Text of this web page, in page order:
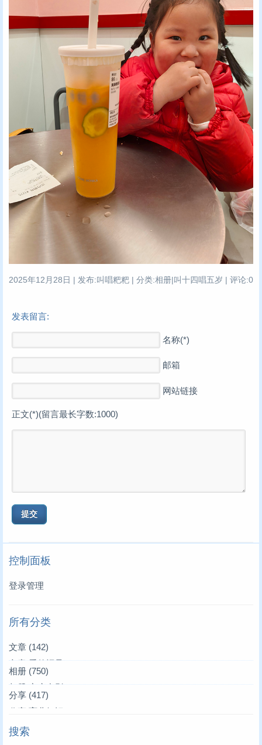
2025年12月28日 | 发布:叫唱粑粑 | 分类:相册|叫十四唱五岁 | 评论:0
发表留言:
名称(*)
邮箱
网站链接
正文(*)(留言最长字数:1000)
控制面板
登录管理
所有分类
文章 (142)
文章|爱的记录(3)
文章|叫叫来了(39)
文章|唱唱来了
文章|亲朋好友
相册 (750)
相册|家庭合影(36)
相册|家居生活
相册|叫叫妈妈
分享 (417)
分享|育儿知识
分享|生活常识
搜索